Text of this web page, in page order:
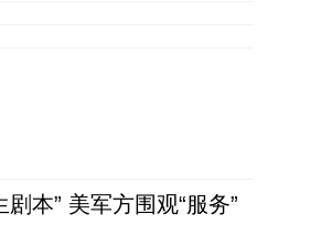
本” 美军方围观“服务”